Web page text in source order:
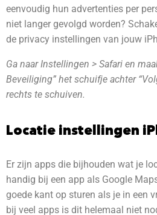
eenvoudig hun advertenties per
niet langer gevolgd worden?
de privacy instellingen van jouw
Ga naar Instellingen > Safari en
Beveiliging” het schuifje achter
rechts te schuiven.
Locatie instellingen
Er zijn apps die bijhouden wat je
handig bij een app als Google
goede kant op sturen als je in een
bij veel apps is dit helemaal niet